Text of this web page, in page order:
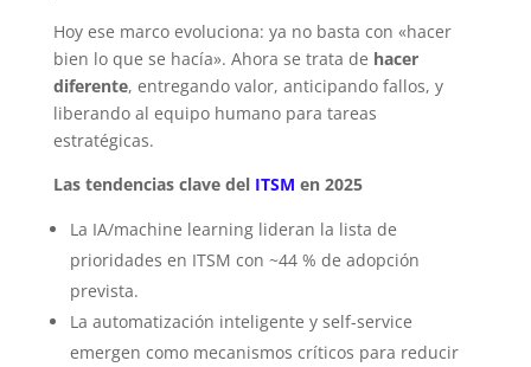
Hoy ese marco evoluciona: ya no basta con «hacer
bien lo que se hacía». Ahora se trata de hacer
diferente, entregando valor, anticipando fallos, y
liberando al equipo humano para tareas
estratégicas.
Las tendencias clave del ITSM en 2025
La IA/machine learning lideran la lista de
prioridades en ITSM con ~44 % de adopción
prevista.
La automatización inteligente y self-service
emergen como mecanismos críticos para reducir